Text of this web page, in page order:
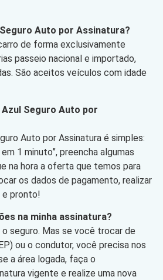
Auto por Assinatura?
de forma exclusivamente
passeio nacional e importado,
São aceitos veículos com idade
Seguro Auto por
Auto por Assinatura é simples:
1 minuto”, preencha algumas
na hora a oferta que temos para
os dados de pagamento, realizar
e pronto!
na minha assinatura?
seguro. Mas se você trocar de
ou o condutor, você precisa nos
a área logada, faça o
vigente e realize uma nova